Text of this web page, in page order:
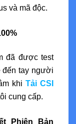
và mã độc.
đã được test
đến tay người
khi Tải CSI
cung cấp.
Phiên Bản